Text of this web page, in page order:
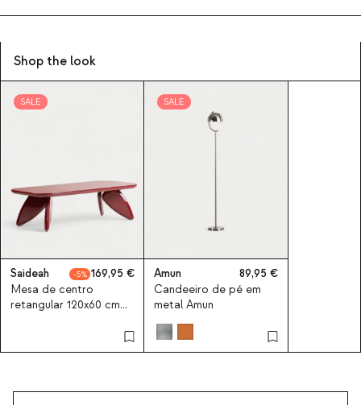
Shop the look
SALE
Saideah 5
169,95
Mesa de centro
retangular 120x60 cm
SALE
Amun
89,95
Candeeiro de pé em
metal Amun